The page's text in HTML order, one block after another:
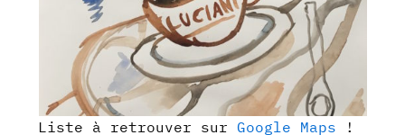
Liste à retrouver surGoogle Maps !